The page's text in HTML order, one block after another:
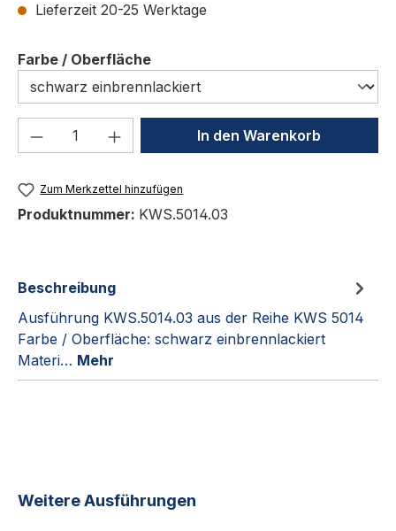
Lieferzeit 20-25 Werktage
Farbe / Oberflächeauswählen
Produkt Anzahl: Gib denIn den Warenkorb
Zum Merkzettel hinzufügen
Produktnummer: KWS.5014.03
Beschreibung
Ausführung KWS.5014.03 aus der Reihe KWS 5014
Farbe / Oberfläche: schwarz einbrennlackiert
Materi… Mehr
Produktgalerie überspringen
Weitere Ausführungen